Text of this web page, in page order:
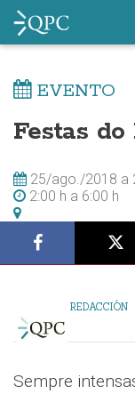
EVENTO
Festas
25/ago./2018 a
2:00 h a 6:00 h
REDACCIÓN
Sempre